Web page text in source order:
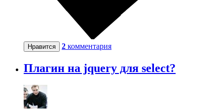
Нравится 2 комментария
Плагин на jquery для select?